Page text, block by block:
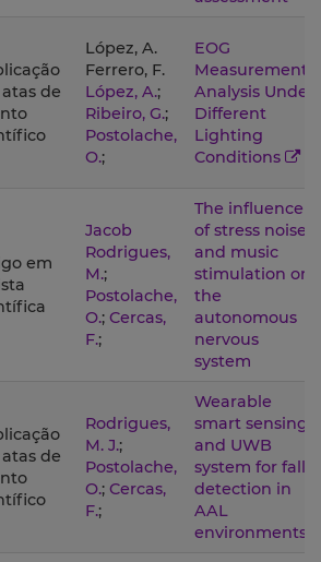
de
López, A.
Ferrero, F.
López, A.;
Ribeiro, G.;
Postolache,
O.;
EOG
Measurement
Analysis Under
Different
Lighting
Conditions
em
Jacob
Rodrigues,
M.;
Postolache,
O.; Cercas,
F.;
The influence
of stress noise
and music
stimulation on
the
autonomous
nervous
system
de
Rodrigues,
M. J.;
Postolache,
O.; Cercas,
F.;
Wearable
smart sensing
and UWB
system for fall
detection in
AAL
environments